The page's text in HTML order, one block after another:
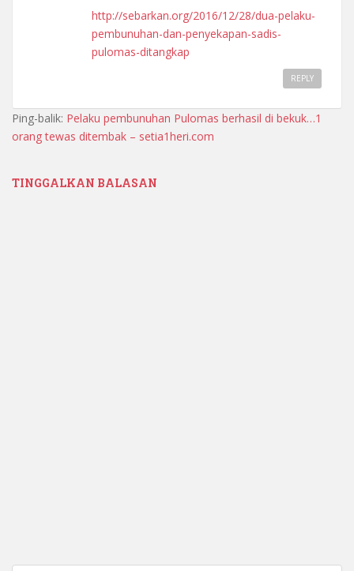
http://sebarkan.org/2016/12/28/dua-pelaku-
pembunuhan-dan-penyekapan-sadis-
pulomas-ditangkap
REPLY
Ping-balik: Pelaku pembunuhan Pulomas berhasil di bekuk…1
orang tewas ditembak – setia1heri.com
TINGGALKAN BALASAN